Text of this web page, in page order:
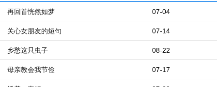
07-04
再回首恍然如梦
07-14
关心女朋友的短句
08-22
乡愁这只虫子
07-17
母亲教会我节俭